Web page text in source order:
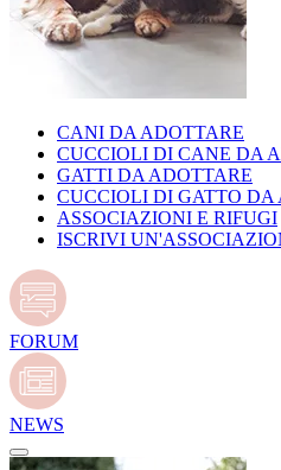
CANI DA ADOTTARE
CUCCIOLI DI CANE DA
GATTI DA ADOTTARE
CUCCIOLI DI GATTO DA
ASSOCIAZIONI E RIFUGI
ISCRIVI
FORUM
NEWS